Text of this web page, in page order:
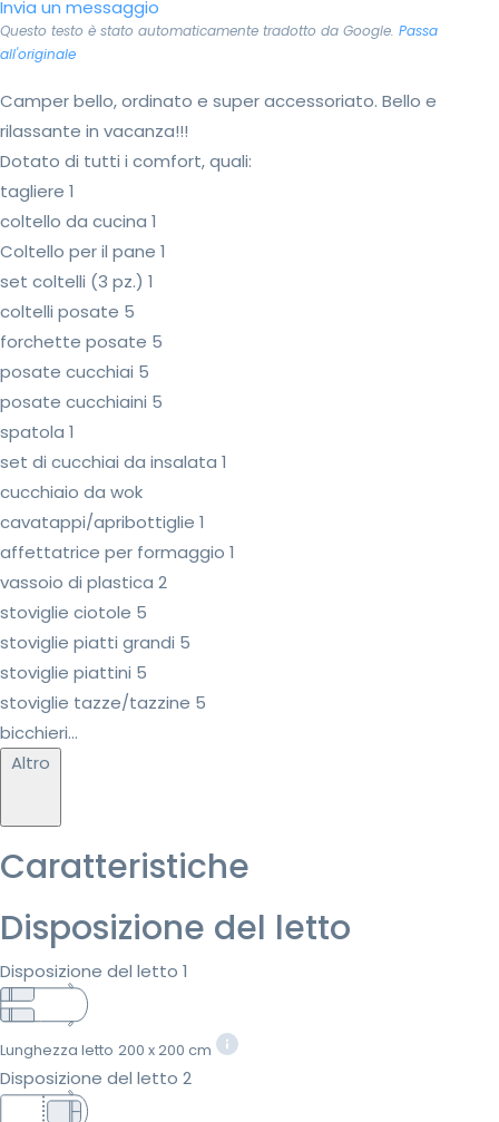
Invia un messaggio
Questo testo è stato automaticamente tradotto da Google. Passa
all'originale
Camper bello, ordinato e super accessoriato. Bello e
rilassante in vacanza!!!
Dotato di tutti i comfort, quali:
tagliere 1
coltello da cucina 1
Coltello per il pane 1
set coltelli (3 pz.) 1
coltelli posate 5
forchette posate 5
posate cucchiai 5
posate cucchiaini 5
spatola 1
set di cucchiai da insalata 1
cucchiaio da wok
cavatappi/apribottiglie 1
affettatrice per formaggio 1
vassoio di plastica 2
stoviglie ciotole 5
stoviglie piatti grandi 5
stoviglie piattini 5
stoviglie tazze/tazzine 5
bicchieri...
Altro
Caratteristiche
Disposizione del letto
Disposizione del letto 1
Lunghezza letto 200 x 200 cm
Disposizione del letto 2